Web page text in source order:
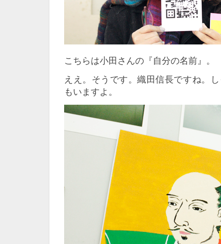
こちらは小田さんの『自分の名前』。
ええ。そうです。織田信長ですね。
もいますよ。